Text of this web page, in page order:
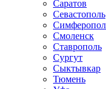
Саратов
Севастополь
Смоленск
Ставрополь
Сургут
Сыктывкар
Тюмень